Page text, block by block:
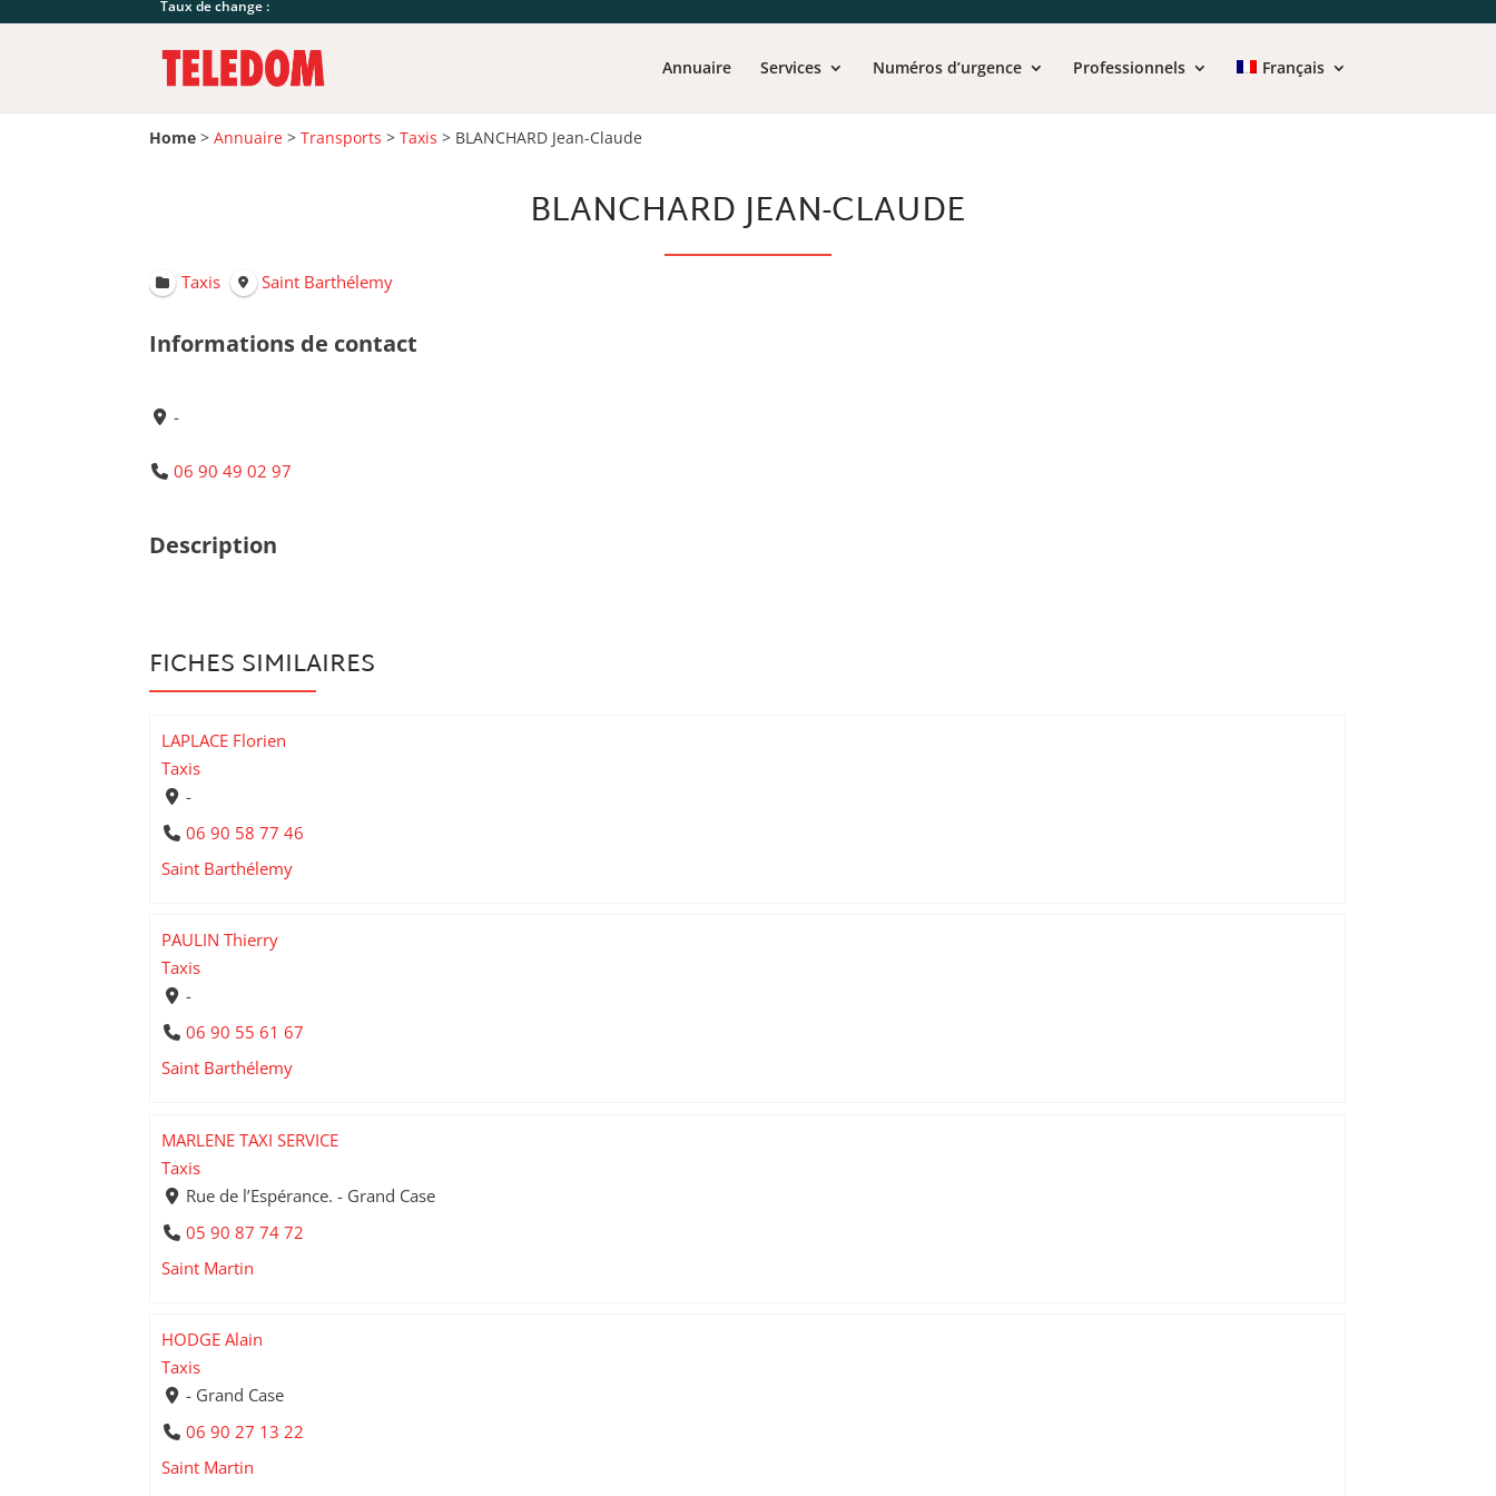
Taux de change :
Annuaire Services Numéros d’urgence Professionnels Français
Home >Annuaire >Transports >Taxis > BLANCHARD Jean-Claude
BLANCHARD JEAN-CLAUDE
Taxis Saint Barthélemy
Informations de contact
-
06 90 49 02 97
Description
FICHES SIMILAIRES
LAPLACE Florien
Taxis
-
06 90 58 77 46
Saint Barthélemy
PAULIN Thierry
Taxis
-
06 90 55 61 67
Saint Barthélemy
MARLENE TAXI SERVICE
Taxis
Rue de l’Espérance. - Grand Case
05 90 87 74 72
Saint Martin
HODGE Alain
Taxis
- Grand Case
06 90 27 13 22
Saint Martin